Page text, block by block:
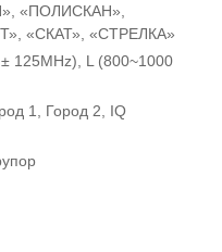
«ПОЛИСКАН»,
«СКАТ», «СТРЕЛКА»
125MHz), L (800~1000
1, Город 2, IQ